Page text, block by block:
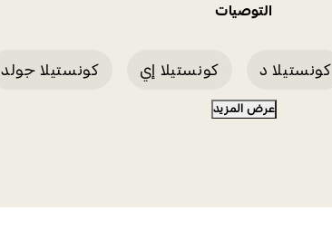
التوصيات
كونستيلا د كونستيلا إي كونستيلا جولد
عرض المزيد